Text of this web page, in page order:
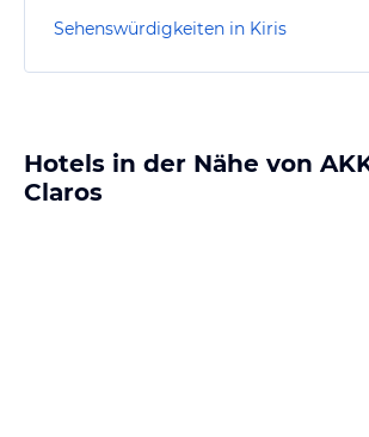
Sehenswürdigkeiten in Kiris
Hotels in der Nähe von
Claros